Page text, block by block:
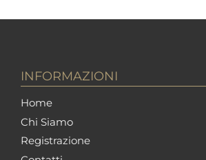
INFORMAZIONI
Home
Chi Siamo
Registrazione